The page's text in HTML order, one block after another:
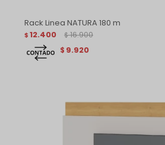
Rack Linea NATURA 180 m
$ 12.400 $ 16.900
$ 9.920